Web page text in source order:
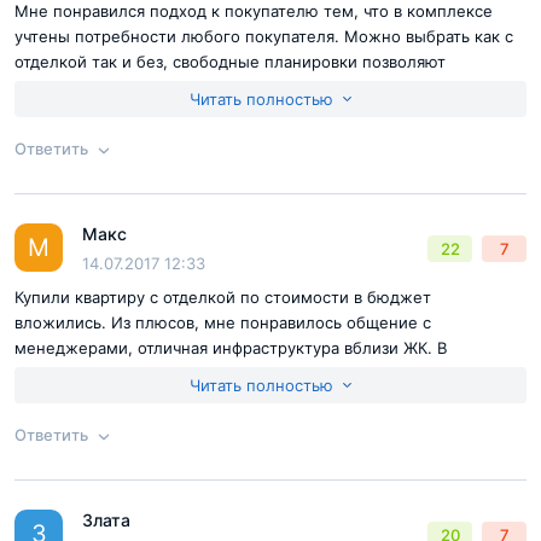
крошечные, 24-метровые студии. В общем, варианты на
всевозможный вкус и кошелёк, для больших и
Мне понравился подход к покупателю тем, что в комплексе
учтены потребности любого покупателя. Можно выбрать как с
отделкой так и без, свободные планировки позволяют
понравилось это окружение бывших пром зон, скорее всего
вокруг будет долгое время строительство новых домов, но так
окружении новостроек нравится больше чем окружение
Читать полностью
Ответить
Ответ на отзыв
Согласен справилами публикациина сайте
М Макс
14.07.2017 12:33
22 7
Купили квартиру с отделкой по стоимости в бюджет
вложились. Из плюсов, мне понравилось общение с
менеджерами, отличная инфраструктура вблизи ЖК. В
замечательно как обещали.
Читать полностью
Ответить
Ответ на отзыв
З Злата
20 7